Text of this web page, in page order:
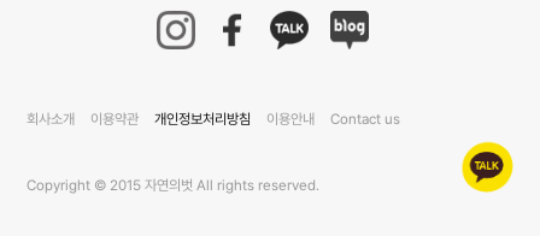
회사소개 이용약관 개인정보처리방침 이용안내 Contact us
Copyright © 2015 자연의벗 All rights reserved.